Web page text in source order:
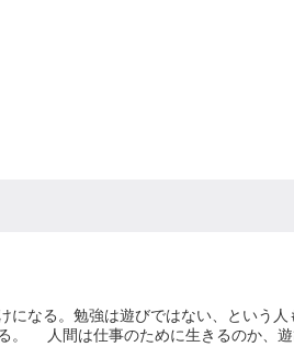
なる。勉強は遊びではない、という人
。 人間は仕事のために生きるのか、遊